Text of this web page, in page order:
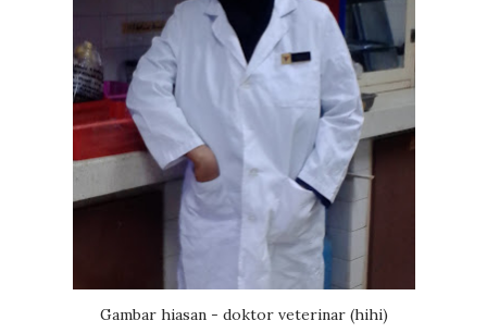
Gambar hiasan - doktor veterinar (hihi)